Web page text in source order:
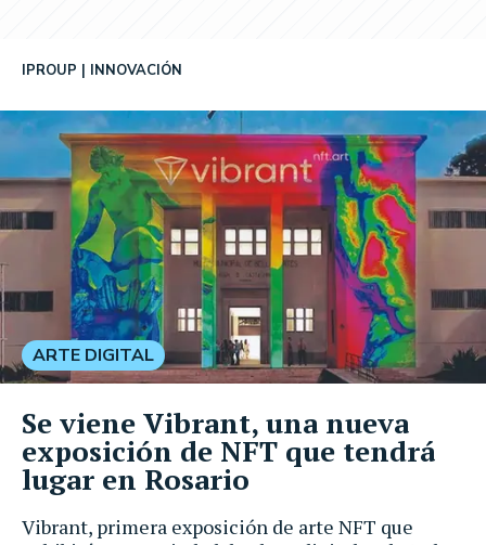
Vibrant, primera exposición de arte NFT que
IPROUP INNOVACIÓN
ARTE DIGITAL
Se viene Vibrant, una nueva
exposición de NFT que tendrá
lugar en Rosario